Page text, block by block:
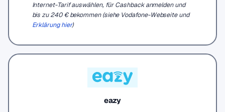
Internet-Tarif auswählen, für Cashback anmelden und
bis zu 240 € bekommen (siehe Vodafone-Webseite und
Erklärung hier)
eazy